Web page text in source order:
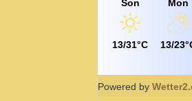
Son
13/31°C
Mon
13/
Powered by